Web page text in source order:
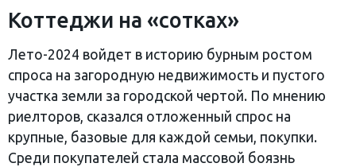
Коттеджи на «сотках»
Лето-2024 войдет в историю бурным ростом
спроса на загородную недвижимость и пустого
участка земли за городской чертой. По мнению
риелторов, сказался отложенный спрос на
крупные, базовые для каждой семьи, покупки.
Среди покупателей стала массовой боязнь